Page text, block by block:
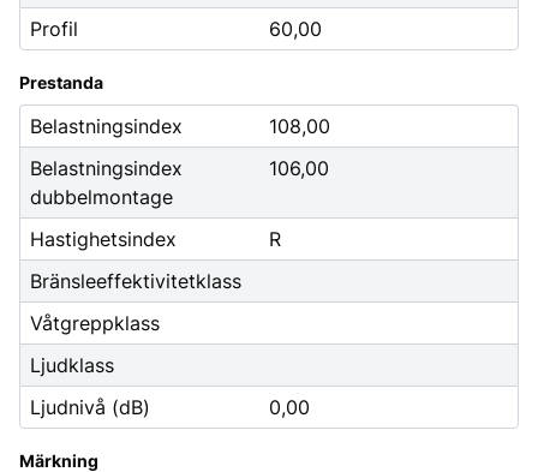
Profil
60,00
Prestanda
Belastningsindex
108,00
Belastningsindex
dubbelmontage
106,00
Hastighetsindex
R
Bränsleeffektivitetklass
Våtgreppklass
Ljudklass
Ljudnivå (dB)
0,00
Märkning